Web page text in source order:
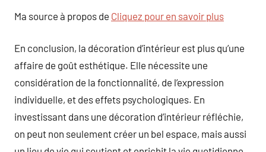
Ma source à propos de Cliquez pour en savoir plus
En conclusion, la décoration d’intérieur est plus qu’une
affaire de goût esthétique. Elle nécessite une
considération de la fonctionnalité, de l’expression
individuelle, et des effets psychologiques. En
investissant dans une décoration d’intérieur réfléchie,
on peut non seulement créer un bel espace, mais aussi